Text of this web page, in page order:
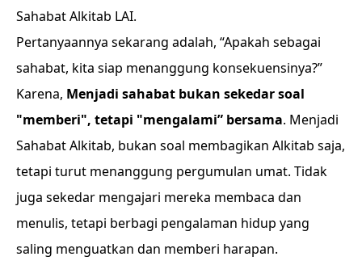
Sahabat Alkitab LAI.
Pertanyaannya sekarang adalah, “Apakah sebagai
sahabat, kita siap menanggung konsekuensinya?”
Karena, Menjadi sahabat bukan sekedar soal
"memberi", tetapi "mengalami” bersama. Menjadi
Sahabat Alkitab, bukan soal membagikan Alkitab saja,
tetapi turut menanggung pergumulan umat. Tidak
juga sekedar mengajari mereka membaca dan
menulis, tetapi berbagi pengalaman hidup yang
saling menguatkan dan memberi harapan.